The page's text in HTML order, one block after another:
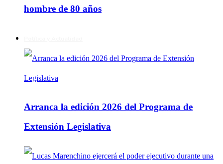
hombre de 80 años
Arranca la edición 2026 del Programa de
Extensión Legislativa